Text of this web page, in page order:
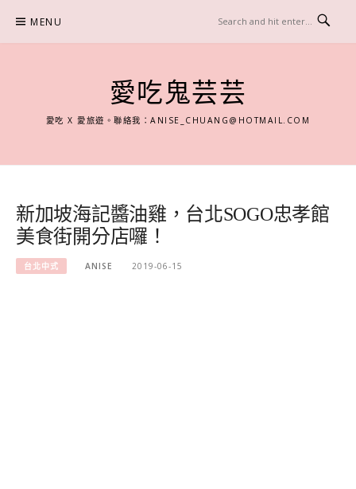
content
MENU
愛吃鬼芸芸
愛吃 X 愛旅遊。聯絡我：ANISE_CHUANG@HOTMAIL.COM
新加坡海記醬油雞，台北SOGO忠孝館
美食街開分店囉！
台北中式 ANISE 2019-06-15